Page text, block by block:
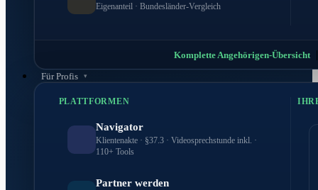
Eigenanteil · Bundesländer-Vergleich
Komplette Angehörigen-Übersicht
Für Profis
PLATTFORMEN
Navigator
Klientenakte · §37.3 · Videosprechstunde inkl. ·
110+ Tools
Partner werden